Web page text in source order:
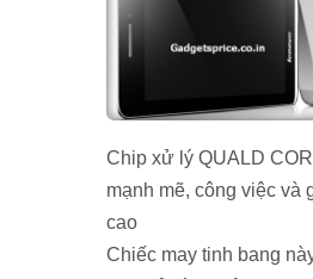
Chip xử lý QUALD
mạnh mẽ, công việc và
cao
Chiếc may tinh bang